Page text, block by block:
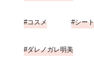
コスメ シー
ダレノガレ明美